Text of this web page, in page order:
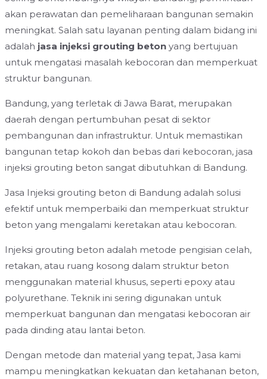
akan perawatan dan pemeliharaan bangunan semakin
meningkat. Salah satu layanan penting dalam bidang ini
adalah jasa injeksi grouting beton yang bertujuan
untuk mengatasi masalah kebocoran dan memperkuat
struktur bangunan.
Bandung, yang terletak di Jawa Barat, merupakan
daerah dengan pertumbuhan pesat di sektor
pembangunan dan infrastruktur. Untuk memastikan
bangunan tetap kokoh dan bebas dari kebocoran, jasa
injeksi grouting beton sangat dibutuhkan di Bandung.
Jasa Injeksi grouting beton di Bandung adalah solusi
efektif untuk memperbaiki dan memperkuat struktur
beton yang mengalami keretakan atau kebocoran.
Injeksi grouting beton adalah metode pengisian celah,
retakan, atau ruang kosong dalam struktur beton
menggunakan material khusus, seperti epoxy atau
polyurethane. Teknik ini sering digunakan untuk
memperkuat bangunan dan mengatasi kebocoran air
pada dinding atau lantai beton.
Dengan metode dan material yang tepat, Jasa kami
mampu meningkatkan kekuatan dan ketahanan beton,